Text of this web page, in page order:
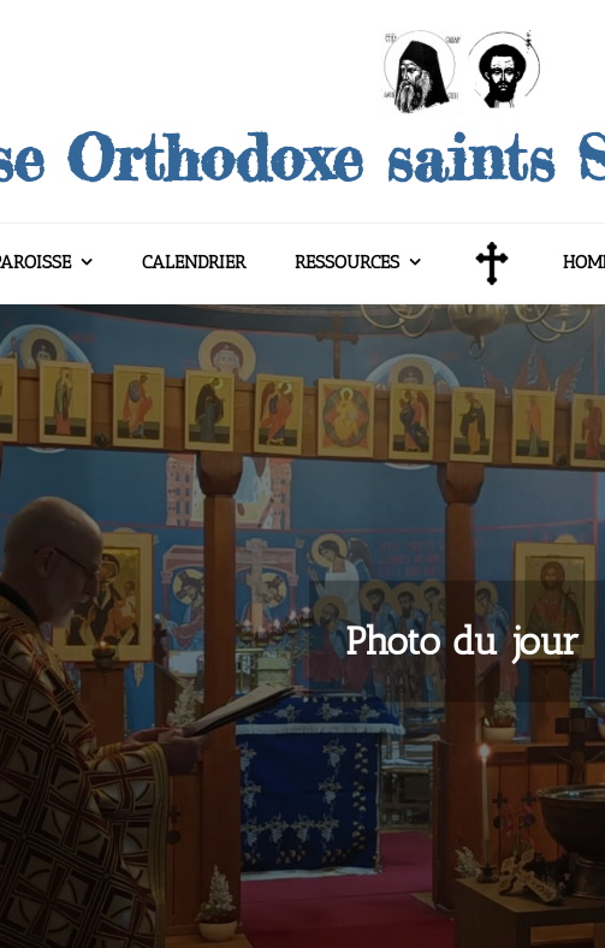
Orthodoxe saints
CALENDRIER RESSOURCES
Photo du jour